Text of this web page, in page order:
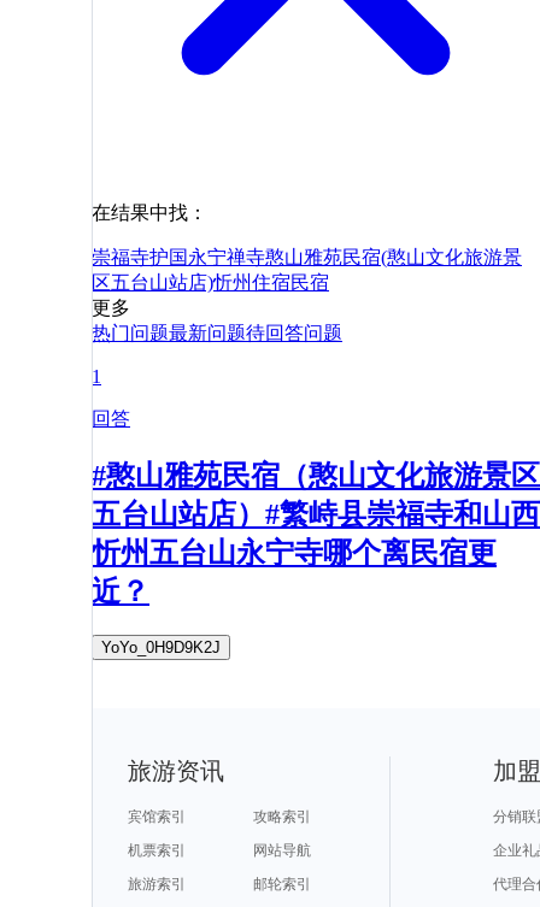
在结果中找：
崇福寺护国永宁禅寺憨山雅苑民宿(憨山文化旅游景
区五台山站店)忻州住宿民宿
更多
热门问题最新问题待回答问题
1
回答
#憨山雅苑民宿（憨山文化旅游景区
五台山站店）#繁峙县崇福寺和山西
忻州五台山永宁寺哪个离民宿更
近？
YoYo_0H9D9K2J
旅游资讯
宾馆索引
攻略索引
机票索引
网站导航
旅游索引
邮轮索引
加
分销联
企业礼
代理合